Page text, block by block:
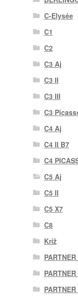
C-Elysée
C1
C2
C3 Aj
C3 II
C3 III
C3
C4 Aj
C4 II B7
C4
C5 Aj
C5 II
C5 X7
C8
Kríž
PARTNER
PARTNER
PARTNER